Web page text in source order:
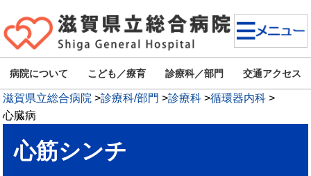
病院について こども／療育 診療科／部門 交通アクセス
滋賀県立総合病院 >診療科/部門 >診療科 >循環器内科 >
心臓病
心筋シンチ